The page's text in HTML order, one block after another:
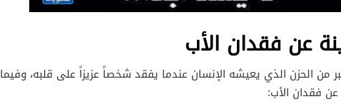
عن فقدان الأب
من الحزن الذي يعيشه الإنسان عندما يفقد شخصاً عزيزاً على قلبه، وفيما
فقدان الأب: